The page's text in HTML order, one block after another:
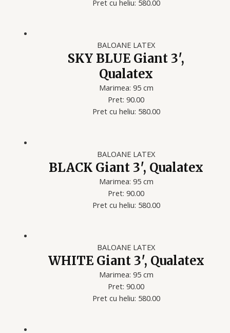
Pret cu heliu: 580.00
BALOANE LATEX
SKY BLUE Giant 3′,
Qualatex
Marimea: 95 cm
Pret: 90.00
Pret cu heliu: 580.00
BALOANE LATEX
BLACK Giant 3′, Qualatex
Marimea: 95 cm
Pret: 90.00
Pret cu heliu: 580.00
BALOANE LATEX
WHITE Giant 3′, Qualatex
Marimea: 95 cm
Pret: 90.00
Pret cu heliu: 580.00